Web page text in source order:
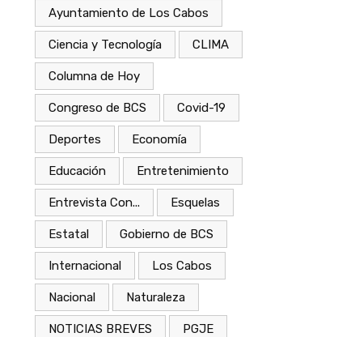
Ayuntamiento de Los Cabos
Ciencia y Tecnología CLIMA
Columna de Hoy
Congreso de BCS Covid-19
Deportes Economía
Educación Entretenimiento
Entrevista Con... Esquelas
Estatal Gobierno de BCS
Internacional Los Cabos
Nacional Naturaleza
NOTICIAS BREVES PGJE